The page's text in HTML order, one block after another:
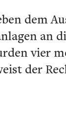
dem
an
vier
der